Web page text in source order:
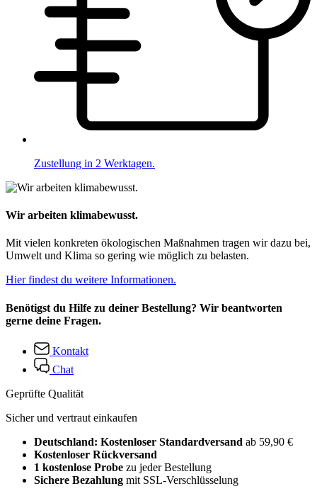
Zustellung in 2 Werktagen.
Wir arbeiten klimabewusst.
Mit vielen konkreten ökologischen Maßnahmen tragen wir dazu bei,
Umwelt und Klima so gering wie möglich zu belasten.
Hier findest du weitere Informationen.
Benötigst du Hilfe zu deiner Bestellung? Wir beantworten
gerne deine Fragen.
Kontakt
Chat
Geprüfte Qualität
Sicher und vertraut einkaufen
Deutschland: Kostenloser Standardversand ab 59,90 €
Kostenloser Rückversand
1 kostenlose Probe zu jeder Bestellung
Sichere Bezahlung mit SSL-Verschlüsselung